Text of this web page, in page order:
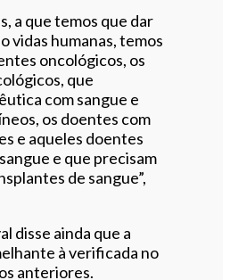
a que temos que dar
vidas humanas, temos
oncológicos, os
que
com sangue e
os doentes com
e aqueles doentes
e que precisam
de sangue”,
disse ainda que a
à verificada no
anteriores.